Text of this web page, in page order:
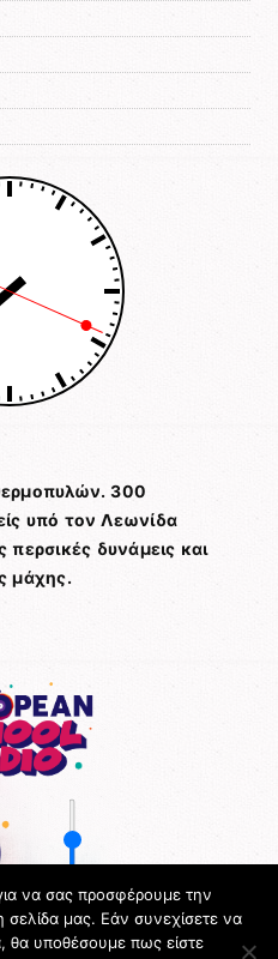
300
υπό τον Λεωνίδα
περσικές δυνάμεις και
μάχης.
να σας προσφέρουμε την
σελίδα μας. Εάν συνεχίσετε να
θα υποθέσουμε πως είστε